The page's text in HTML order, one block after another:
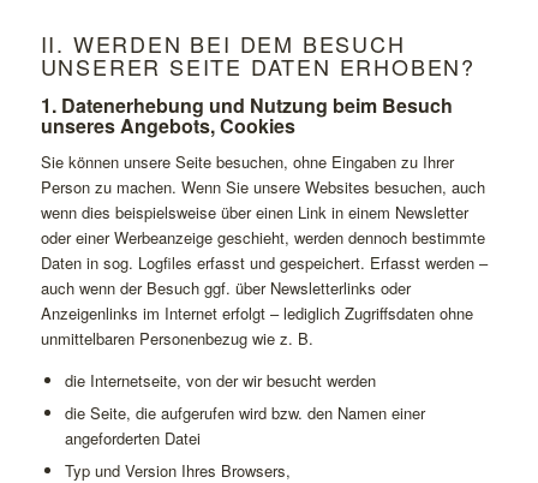
II. WERDEN BEI DEM BESUCH
UNSERER SEITE DATEN ERHOBEN?
1. Datenerhebung und Nutzung beim Besuch
unseres Angebots, Cookies
Sie können unsere Seite besuchen, ohne Eingaben zu Ihrer
Person zu machen. Wenn Sie unsere Websites besuchen, auch
wenn dies beispielsweise über einen Link in einem Newsletter
oder einer Werbeanzeige geschieht, werden dennoch bestimmte
Daten in sog. Logfiles erfasst und gespeichert. Erfasst werden –
auch wenn der Besuch ggf. über Newsletterlinks oder
Anzeigenlinks im Internet erfolgt – lediglich Zugriffsdaten ohne
unmittelbaren Personenbezug wie z. B.
die Internetseite, von der wir besucht werden
die Seite, die aufgerufen wird bzw. den Namen einer
angeforderten Datei
Typ und Version Ihres Browsers,